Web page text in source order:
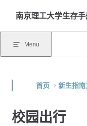
Skip to content
南京理工大学生存
Menu
首页 新生指
校园出行